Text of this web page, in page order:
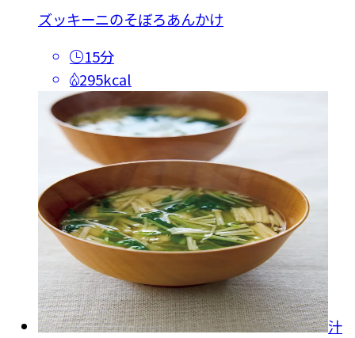
ズッキーニのそぼろあんかけ
15分
295kcal
汁